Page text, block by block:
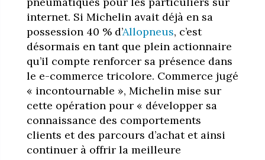
internet. Si Michelin avait déjà en sa
possession 40 % d’Allopneus, c’est
désormais en tant que plein actionnaire
qu’il compte renforcer sa présence dans
le e-commerce tricolore. Commerce jugé
« incontournable », Michelin mise sur
cette opération pour « développer sa
connaissance des comportements
clients et des parcours d’achat et ainsi
continuer à offrir la meilleure